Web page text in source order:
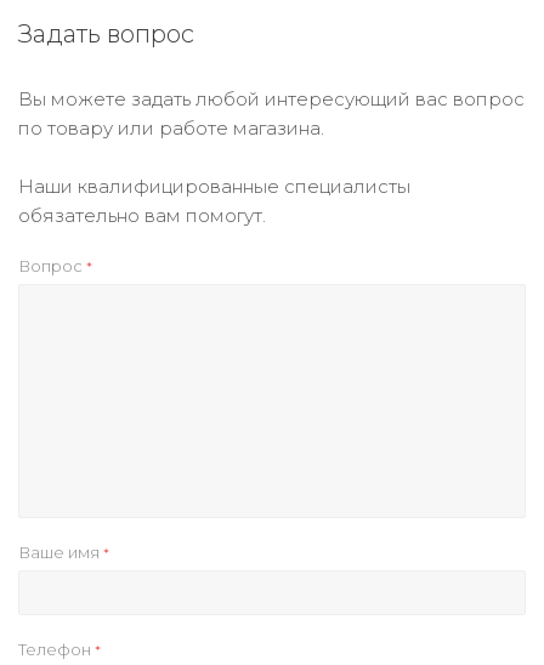
Задать вопрос
Вы можете задать любой интересующий вас вопрос
по товару или работе магазина.
Наши квалифицированные специалисты
обязательно вам помогут.
Вопрос *
Ваше имя *
Телефон *